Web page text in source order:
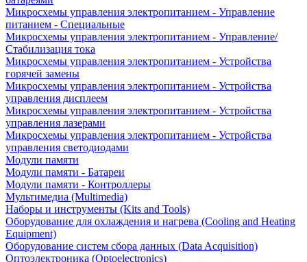
Микросхемы управления электропитанием - Управление
питанием - Специальные
Микросхемы управления электропитанием - Управление/
Стабилизация тока
Микросхемы управления электропитанием - Устройства
горячей замены
Микросхемы управления электропитанием - Устройства
управления дисплеем
Микросхемы управления электропитанием - Устройства
управления лазерами
Микросхемы управления электропитанием - Устройства
управления светодиодами
Модули памяти
Модули памяти - Батареи
Модули памяти - Контроллеры
Мультимедиа (Multimedia)
Наборы и инструменты (Kits and Tools)
Оборудование для охлаждения и нагрева (Cooling and Heating
Equipment)
Оборудование систем сбора данных (Data Acquisition)
Оптоэлектроника (Optoelectronics)